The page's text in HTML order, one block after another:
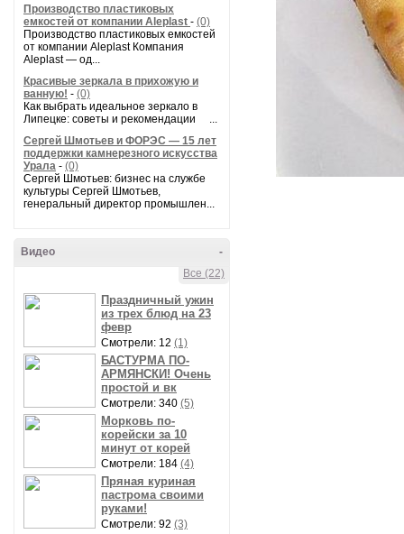
Производство пластиковых
емкостей от компании Aleplast - (0)
Производство пластиковых емкостей
от компании Aleplast Компания
Aleplast — од...
Красивые зеркала в прихожую и
ванную! - (0)
Как выбрать идеальное зеркало в
Липецке: советы и рекомендации ...
Сергей Шмотьев и ФОРЭС — 15 лет
поддержки камнерезного искусства
Урала - (0)
Сергей Шмотьев: бизнес на службе
культуры Сергей Шмотьев,
генеральный директор промышлен...
-
Видео
Все (22)
Праздничный ужин
из трех блюд на 23
февр
Смотрели: 12 (1)
БАСТУРМА ПО-
АРМЯНСКИ! Очень
простой и вк
Смотрели: 340 (5)
Морковь по-
корейски за 10
минут от корей
Смотрели: 184 (4)
Пряная куриная
пастрома своими
руками!
Смотрели: 92 (3)